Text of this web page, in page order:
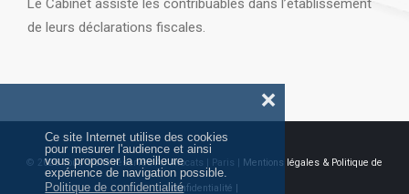
Ce site Internet utilise des cookies
pour mesurer l'audience et ainsi
vous proposer la meilleure
expérience de navigation possible.
Politique de confidentialité
❌
Le Cabinet assiste les contribuables dans l’établissement
de leurs déclarations fiscales.
© 2026 Tous droits réservés AJ Avocats | Paris | Mentions légales & Politique de
confidentialité |